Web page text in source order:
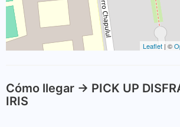
Leaflet | ©
Cómo llegar -> PICK UP
IRIS